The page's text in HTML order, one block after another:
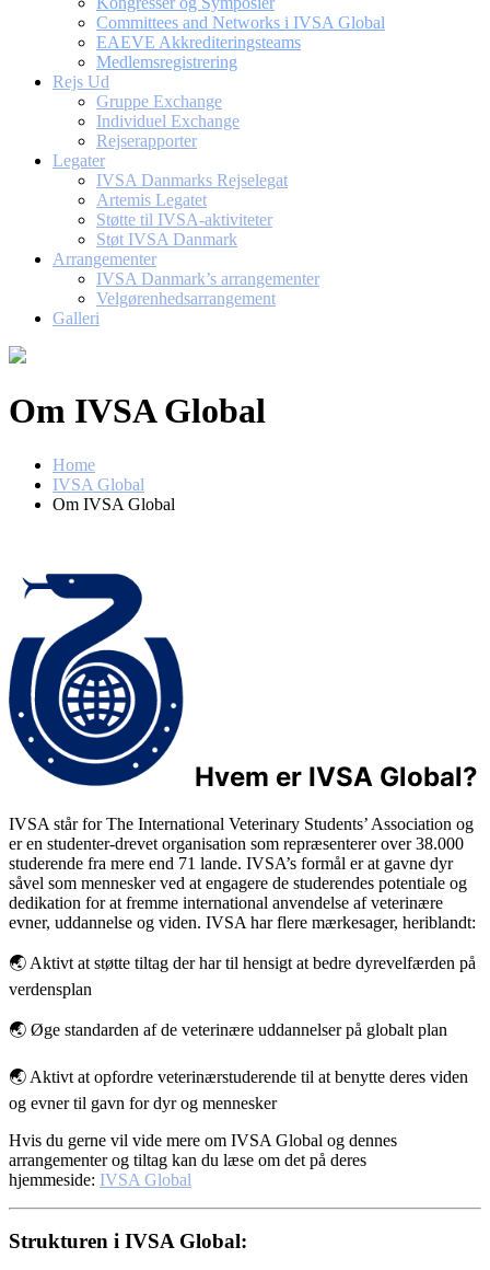
Committees and Networks i IVSA Global
EAEVE Akkrediteringsteams
Medlemsregistrering
Rejs Ud
Gruppe Exchange
Individuel Exchange
Rejserapporter
Legater
IVSA Danmarks Rejselegat
Artemis Legatet
Støtte til IVSA-aktiviteter
Støt IVSA Danmark
Arrangementer
IVSA Danmark’s arrangementer
Velgørenhedsarrangement
Galleri
Om IVSA Global
Home
IVSA Global
Om IVSA Global
Hvem er IVSA Global?
IVSA står for The International Veterinary Students’ Association og
er en studenter-drevet organisation som repræsenterer over 38.000
studerende fra mere end 71 lande. IVSA’s formål er at gavne dyr
såvel som mennesker ved at engagere de studerendes potentiale og
dedikation for at fremme international anvendelse af veterinære
evner, uddannelse og viden. IVSA har flere mærkesager, heriblandt:
🌏 Aktivt at støtte tiltag der har til hensigt at bedre dyrevelfærden på
verdensplan
🌏 Øge standarden af de veterinære uddannelser på globalt plan
🌏 Aktivt at opfordre veterinærstuderende til at benytte deres viden
og evner til gavn for dyr og mennesker
Hvis du gerne vil vide mere om IVSA Global og dennes
arrangementer og tiltag kan du læse om det på deres
hjemmeside: IVSA Global
Strukturen i IVSA Global: